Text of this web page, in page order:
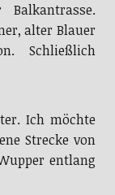
Balkantrasse.
alter Blauer
Schließlich
Ich möchte
Strecke von
entlang